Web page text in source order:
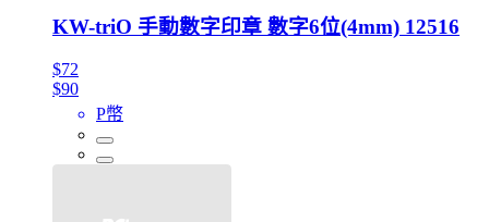
KW-triO 手動數字印章 數字6位(4mm) 12516
$72
$90
P幣